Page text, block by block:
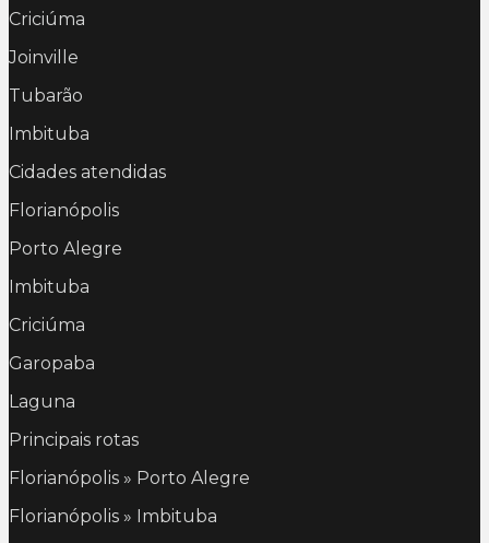
Criciúma
Joinville
Tubarão
Imbituba
Cidades atendidas
Florianópolis
Porto Alegre
Imbituba
Criciúma
Garopaba
Laguna
Principais rotas
Florianópolis » Porto Alegre
Florianópolis » Imbituba